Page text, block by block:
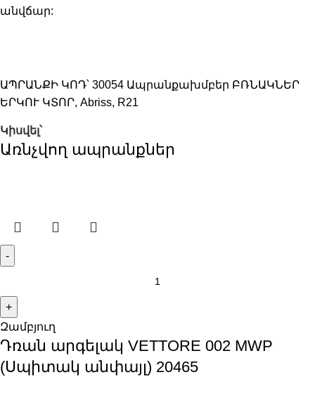
անվճար:
ԱՊՐԱՆՔԻ ԿՈԴ՝ 30054 Ապրանքախմբեր ԲՌՆԱԿՆԵՐ
ԵՐԿՈՒ ԿՏՈՐ, Abriss, R21
Կիսվել՝
Առնչվող ապրանքներ
Զամբյուղ
Դռան արգելակ VETTORE 002 MWP
(Սպիտակ անփայլ) 20465